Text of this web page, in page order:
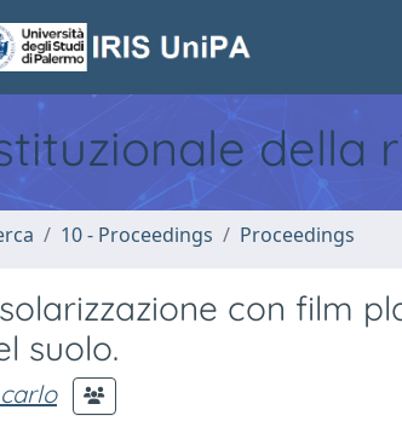
della
10 - Proceedings Proceedings
con film
suolo.